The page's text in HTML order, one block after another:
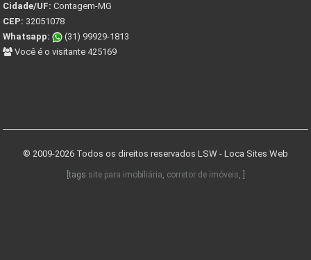
Cidade/UF: Contagem-MG
CEP: 32051078
Whatsapp:
(31) 99929-1813
Você é o visitante 425169
© 2009-2026 Todos os direitos reservados LSW - Loca Sites Web
[tags site para imobiliária, corretor de imóveis, ]